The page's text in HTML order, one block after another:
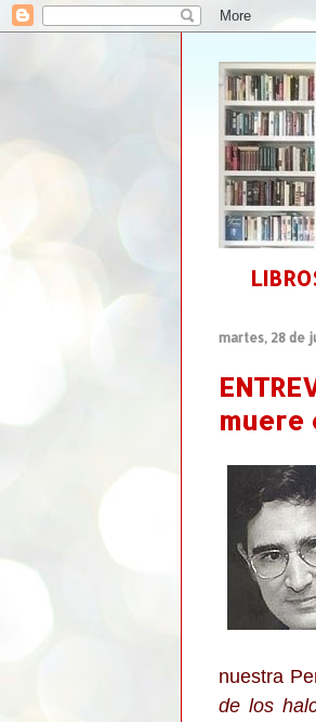
martes, 28 de
muere
nuestra
de los